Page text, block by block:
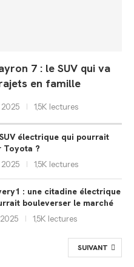
7 : le SUV qui va
en famille
2025 1,5K lectures
électrique qui pourrait
Toyota ?
2025 1,5K lectures
: une citadine électrique
bouleverser le marché
1,5K lectures
SUIVANT